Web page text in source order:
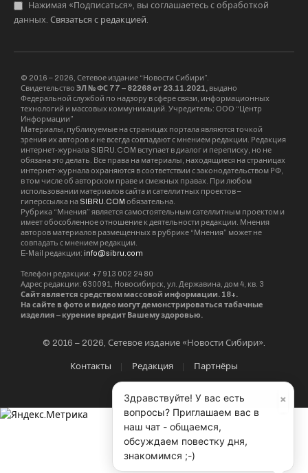
Нажимая «Подписаться», вы соглашаетесь с обработкой
данных. Связаться с редакцией.
© 2016 – 2026, Сетевое издание “Новости Сибири”.
Свидетельство ЭЛ № ФС 77 – 82268 от 23.11.2021, выдано
Федеральной службой по надзору в сфере связи, информационных
технологий и массовых коммуникаций. Учредитель: ООО “Центр
Информации”
Материалы, публикуемые на страницах портала являются точкой
зрения их авторов и не всегда совпадают с мнением редакции. Редакция
интернет-журнала SIBRU.COM вступает в диалог и переписку, но не
обязана это делать. Все права на материалы, находящиеся на страницах
интернет-журнала охраняются в соответствии с законодательством РФ,
в том числе об авторском праве и смежных правах. При любом
использовании материалов сайта и сателлитных проектов –
гиперссылка на SIBRU.COM обязательна.
Рубрика “Мнения” является самостоятельным сателлитным проектом и
имеет обособленное отношение к деятельности редакции. Мнения
авторов материалов размещенных в рубрике “Мнения” может не
совпадать с мнением редакции.
E-Mail редакции: info@sibru.com
Телефон редакции: +7 913 002 24 80
Адрес редакции: 630091, Новосибирск, ул. Державина, дом 4, кв. 3
Сайт является средством массовой информации. 18+.
На сайте в фото и видео могут демонстрироваться табачные
изделия – курение вредит Вашему здоровью.
© 2016 – 2026, Сетевое издание «Новости Сибири».
Контакты Редакция Партнёры
×
Здравствуйте! У вас есть
вопросы? Приглашаем вас в
наш чат - общаемся,
обсуждаем повестку дня,
знакомимся ;-)